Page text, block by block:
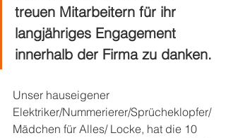
treuen Mitarbeitern für ihr
langjähriges Engagement
innerhalb der Firma zu danken.
Unser hauseigener
Elektriker/Nummerierer/Sprücheklopfer/
Mädchen für Alles/ Locke, hat die 10